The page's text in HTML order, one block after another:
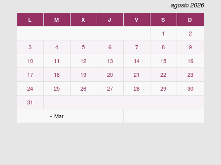
agosto 2026
L M X J V S D
« Mar
1
2
3
4 5 6 7 8
9
10
11 12 13 14 15
16
17
18 19 20 21 22
23
24
25 26 27 28 29
30
31